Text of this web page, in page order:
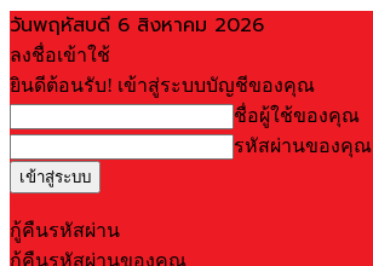
วันพฤหัสบดี 6 สิงหาคม 2026
ลงชื่อเข้าใช้
ยินดีต้อนรับ! เข้าสู่ระบบบัญชีของคุณ
ชื่อผู้ใช้ของคุณ
รหัสผ่านของคุณ
กู้คืนรหัสผ่าน
กู้คืนรหัสผ่านของคุณ